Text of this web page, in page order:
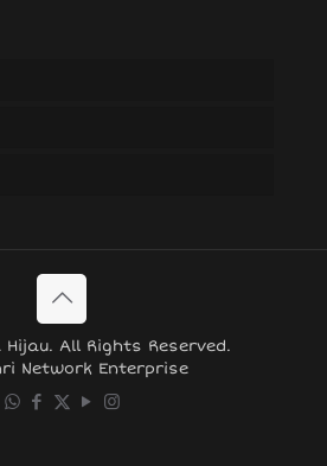
Hijau. All Rights Reserved.
Network Enterprise